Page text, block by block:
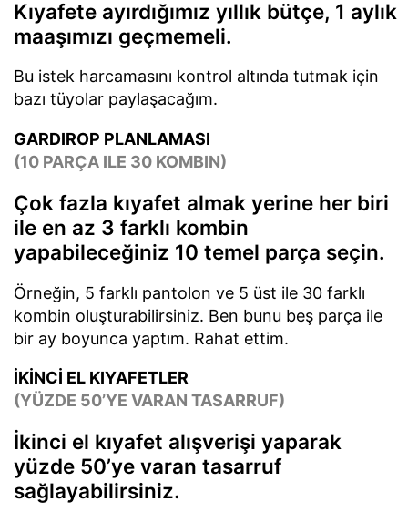
Kıyafete ayırdığımız yıllık bütçe, 1 aylık
maaşımızı geçmemeli.
Bu istek harcamasını kontrol altında tutmak için
bazı tüyolar paylaşacağım.
GARDIROP PLANLAMASI
(10 PARÇA ILE 30 KOMBIN)
Çok fazla kıyafet almak yerine her biri
ile en az 3 farklı kombin
yapabileceğiniz 10 temel parça seçin.
Örneğin, 5 farklı pantolon ve 5 üst ile 30 farklı
kombin oluşturabilirsiniz. Ben bunu beş parça ile
bir ay boyunca yaptım. Rahat ettim.
İKİNCİ EL KIYAFETLER
(YÜZDE 50’YE VARAN TASARRUF)
İkinci el kıyafet alışverişi yaparak
yüzde 50’ye varan tasarruf
sağlayabilirsiniz.